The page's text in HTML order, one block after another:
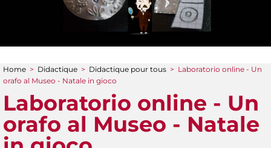
You are here
Home > Didactique > Didactique pour tous > Laboratorio online - Un
orafo al Museo - Natale in gioco
Laboratorio online - Un
orafo al Museo - Natale